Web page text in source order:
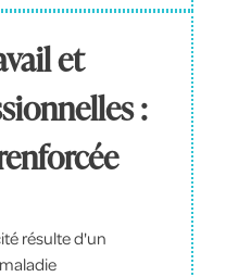
et
:
résulte d'un